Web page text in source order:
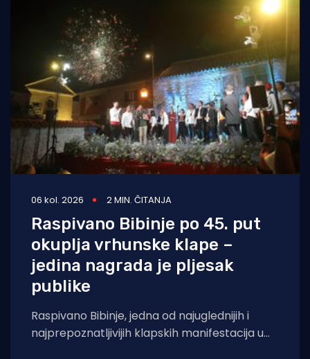
06 kol. 2026 2 MIN. ČITANJA
Raspivano Bibinje po 45. put
okuplja vrhunske klape –
jedina nagrada je pljesak
publike
Raspivano Bibinje, jedna od najuglednijih i
najprepoznatljivijih klapskih manifestacija u